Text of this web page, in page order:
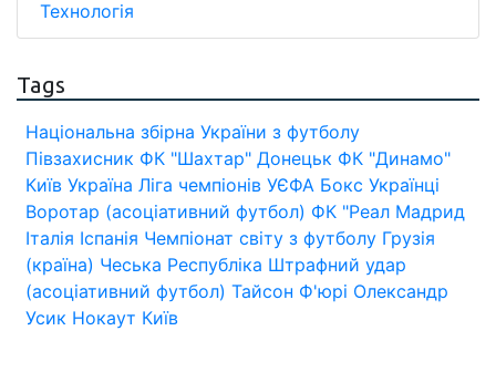
Технологія
Tags
Національна збірна України з футболу
Півзахисник ФК "Шахтар" Донецьк ФК "Динамо"
Київ Україна Ліга чемпіонів УЄФА Бокс Українці
Воротар (асоціативний футбол) ФК "Реал Мадрид
Італія Іспанія Чемпіонат світу з футболу Грузія
(країна) Чеська Республіка Штрафний удар
(асоціативний футбол) Тайсон Ф'юрі Олександр
Усик Нокаут Київ